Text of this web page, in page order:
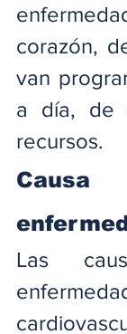
corazón,
van
a día, de
recursos.
Las